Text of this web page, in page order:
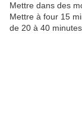
Mettre dans des
Mettre à four 15
de 20 à 40 minutes.